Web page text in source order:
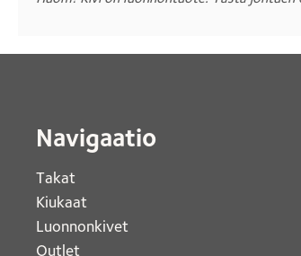
Navigaatio
Takat
Kiukaat
Luonnonkivet
Outlet